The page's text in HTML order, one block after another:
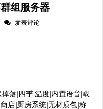
组服务器
发表评论
落|四季|温度|内置语音|载
店|厨房系统|无材质包|称